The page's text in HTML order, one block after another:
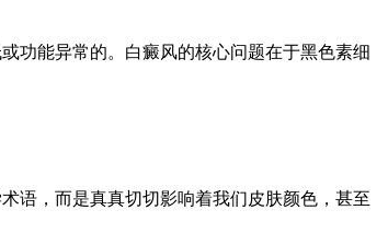
功能异常的。白癜风的核心问题在于黑色素细
语，而是真真切切影响着我们皮肤颜色，甚至